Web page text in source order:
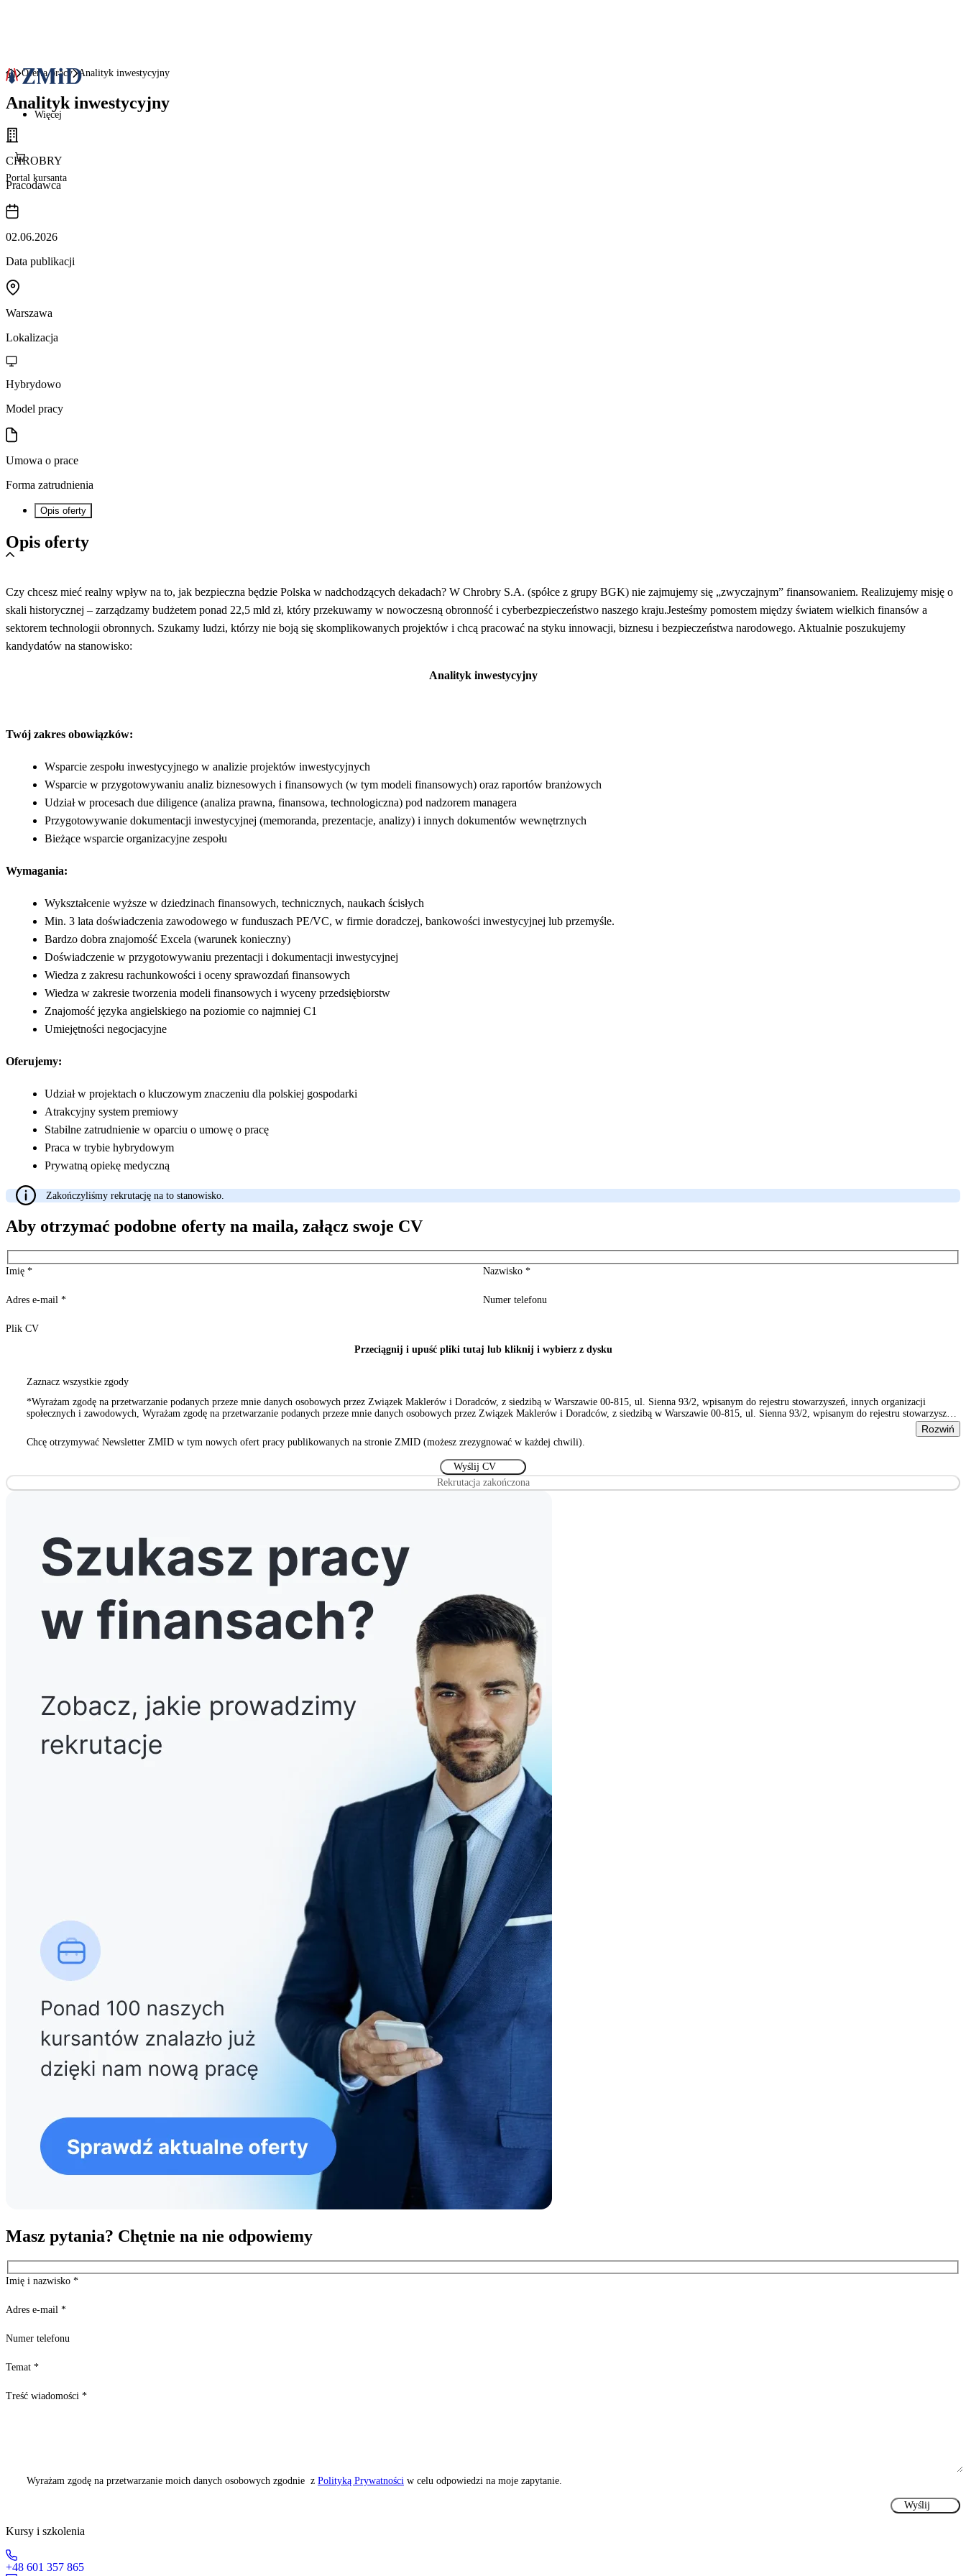
Więcej
Portal kursanta
Oferta pracy Analityk inwestycyjny
Analityk inwestycyjny
CHROBRY
Pracodawca
02.06.2026
Data publikacji
Warszawa
Lokalizacja
Hybrydowo
Model pracy
Umowa o prace
Forma zatrudnienia
Opis oferty
Opis oferty
Czy chcesz mieć realny wpływ na to, jak bezpieczna będzie Polska w nadchodzących dekadach? W Chrobry S.A. (spółce z grupy BGK) nie zajmujemy się „zwyczajnym” finansowaniem. Realizujemy misję o
skali historycznej – zarządzamy budżetem ponad 22,5 mld zł, który przekuwamy w nowoczesną obronność i cyberbezpieczeństwo naszego kraju.Jesteśmy pomostem między światem wielkich finansów a
sektorem technologii obronnych. Szukamy ludzi, którzy nie boją się skomplikowanych projektów i chcą pracować na styku innowacji, biznesu i bezpieczeństwa narodowego. Aktualnie poszukujemy
kandydatów na stanowisko:
Analityk inwestycyjny
Twój zakres obowiązków:
Wsparcie zespołu inwestycyjnego w analizie projektów inwestycyjnych
Wsparcie w przygotowywaniu analiz biznesowych i finansowych (w tym modeli finansowych) oraz raportów branżowych
Udział w procesach due diligence (analiza prawna, finansowa, technologiczna) pod nadzorem managera
Przygotowywanie dokumentacji inwestycyjnej (memoranda, prezentacje, analizy) i innych dokumentów wewnętrznych
Bieżące wsparcie organizacyjne zespołu
Wymagania:
Wykształcenie wyższe w dziedzinach finansowych, technicznych, naukach ścisłych
Min. 3 lata doświadczenia zawodowego w funduszach PE/VC, w firmie doradczej, bankowości inwestycyjnej lub przemyśle.
Bardzo dobra znajomość Excela (warunek konieczny)
Doświadczenie w przygotowywaniu prezentacji i dokumentacji inwestycyjnej
Wiedza z zakresu rachunkowości i oceny sprawozdań finansowych
Wiedza w zakresie tworzenia modeli finansowych i wyceny przedsiębiorstw
Znajomość języka angielskiego na poziomie co najmniej C1
Umiejętności negocjacyjne
Oferujemy:
Udział w projektach o kluczowym znaczeniu dla polskiej gospodarki
Atrakcyjny system premiowy
Stabilne zatrudnienie w oparciu o umowę o pracę
Praca w trybie hybrydowym
Prywatną opiekę medyczną
Zakończyliśmy rekrutację na to stanowisko.
Aby otrzymać podobne oferty na maila, załącz swoje CV
Imię * Nazwisko *
Adres e-mail * Numer telefonu
Plik CV
Przeciągnij i upuść pliki tutaj lub kliknij i wybierz z dysku
Zaznacz wszystkie zgody
*Wyrażam zgodę na przetwarzanie podanych przeze mnie danych osobowych przez Związek Maklerów i Doradców, z siedzibą w Warszawie 00-815, ul. Sienna 93/2, wpisanym do rejestru stowarzyszeń, innych organizacji
społecznych i zawodowych, Wyrażam zgodę na przetwarzanie podanych przeze mnie danych osobowych przez Związek Maklerów i Doradców, z siedzibą w Warszawie 00-815, ul. Sienna 93/2, wpisanym do rejestru stowarzyszeń,
Rozwiń
Chcę otrzymywać Newsletter ZMID w tym nowych ofert pracy publikowanych na stronie ZMID (możesz zrezygnować w każdej chwili).
Rekrutacja zakończona
Masz pytania? Chętnie na nie odpowiemy
Imię i nazwisko *
Adres e-mail *
Numer telefonu
Temat *
Treść wiadomości *
Wyrażam zgodę na przetwarzanie moich danych osobowych zgodnie z Polityką Prywatności w celu odpowiedzi na moje zapytanie.
Kursy i szkolenia
+48 601 357 865